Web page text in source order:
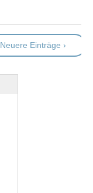
Neuere Einträge ›